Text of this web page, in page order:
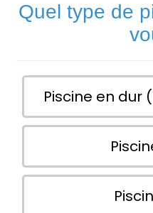
Quel type de
Piscine en